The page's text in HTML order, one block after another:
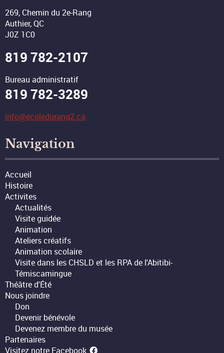
269, Chemin du 2e-Rang
Authier, QC
J0Z 1C0
819 782-2107
Bureau administratif
819 782-3289
info@ecoledurang2.ca
Navigation
Accueil
Histoire
Activites
Actualités
Visite guidée
Animation
Ateliers créatifs
Animation scolaire
Visite dans les CHSLD et les RPA de l'Abitibi-
Témiscamingue
Théâtre d'Été
Nous joindre
Don
Devenir bénévole
Devenez membre du musée
Partenaires
Visitez notre Facebook